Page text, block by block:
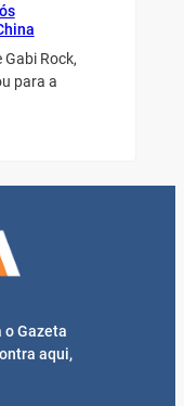
Rock,
para a
o Gazeta
aqui,